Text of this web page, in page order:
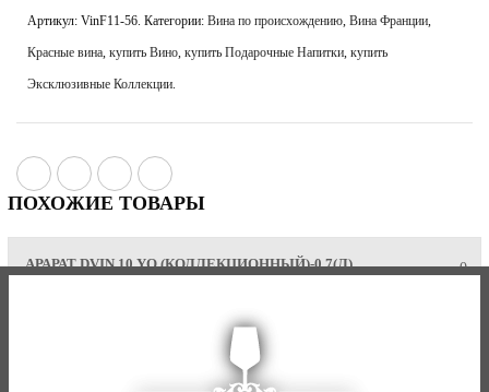
Артикул: VinF11-56. Категории: Вина по происхождению, Вина Франции,
Красные вина, купить Вино, купить Подарочные Напитки, купить
Эксклюзивные Коллекции.
ПОХОЖИЕ ТОВАРЫ
0
АРАРАТ DVIN 10 YO (КОЛЛЕКЦИОННЫЙ)-0,7(Л)